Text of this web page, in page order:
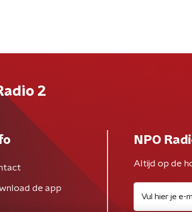
2
de app
NPO
Altijd op de